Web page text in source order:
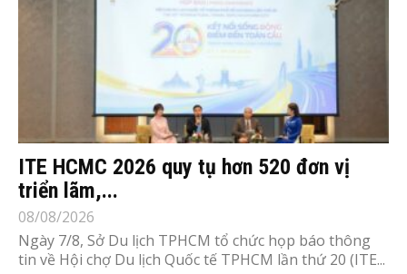
ITE HCMC 2026 quy tụ hơn 520 đơn vị
triển lãm,...
08/08/2026
Ngày 7/8, Sở Du lịch TPHCM tổ chức họp báo thông
tin về Hội chợ Du lịch Quốc tế TPHCM lần thứ 20 (ITE...